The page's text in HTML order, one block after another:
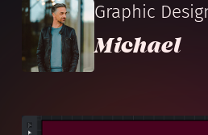
Graphic
Michael